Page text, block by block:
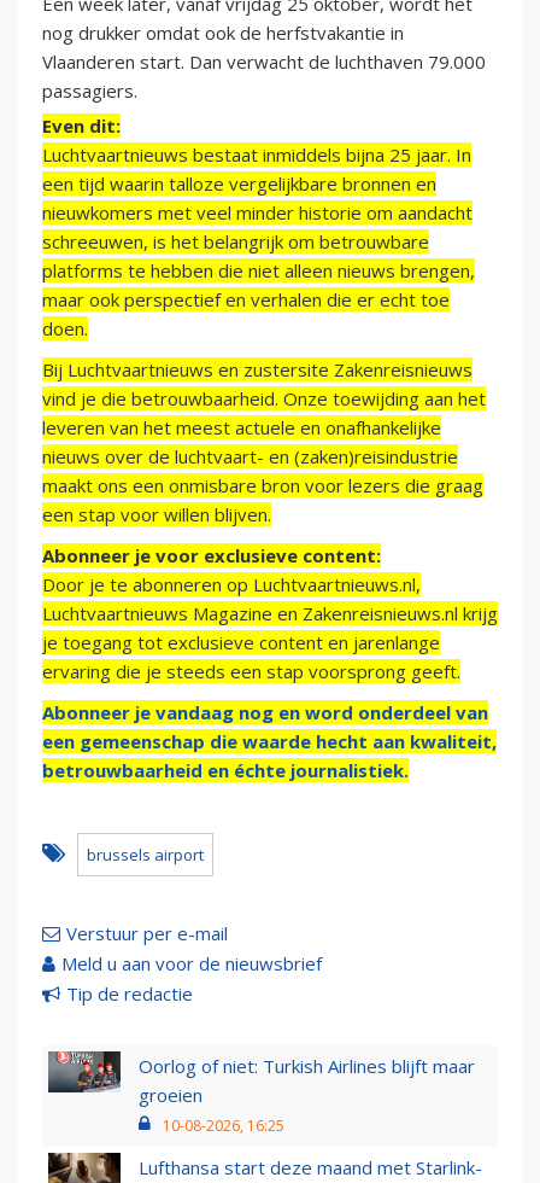
nog drukker omdat ook de herfstvakantie in
Vlaanderen start. Dan verwacht de luchthaven 79.000
passagiers.
Even dit:
Luchtvaartnieuws bestaat inmiddels bijna 25 jaar. In
een tijd waarin talloze vergelijkbare bronnen en
nieuwkomers met veel minder historie om aandacht
schreeuwen, is het belangrijk om betrouwbare
platforms te hebben die niet alleen nieuws brengen,
maar ook perspectief en verhalen die er echt toe
doen.
Bij Luchtvaartnieuws en zustersite Zakenreisnieuws
vind je die betrouwbaarheid. Onze toewijding aan het
leveren van het meest actuele en onafhankelijke
nieuws over de luchtvaart- en (zaken)reisindustrie
maakt ons een onmisbare bron voor lezers die graag
een stap voor willen blijven.
Abonneer je voor exclusieve content:
Door je te abonneren op Luchtvaartnieuws.nl,
Luchtvaartnieuws Magazine en Zakenreisnieuws.nl krijg
je toegang tot exclusieve content en jarenlange
ervaring die je steeds een stap voorsprong geeft.
Abonneer je vandaag nog en word onderdeel van
een gemeenschap die waarde hecht aan kwaliteit,
betrouwbaarheid en échte journalistiek.
brussels airport
Verstuur per e-mail
Meld u aan voor de nieuwsbrief
Tip de redactie
Oorlog of niet: Turkish Airlines blijft maar
groeien
10-08-2026, 16:25
Lufthansa start deze maand met Starlink-